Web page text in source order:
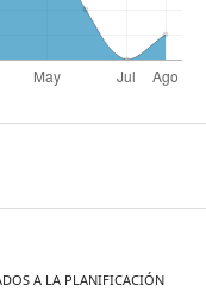
A LA PLANIFICACIÓN